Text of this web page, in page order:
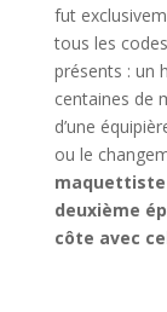
fut
tous les
présents : un
centaines de
d’une
ou le
maquettiste
deuxième
côte avec